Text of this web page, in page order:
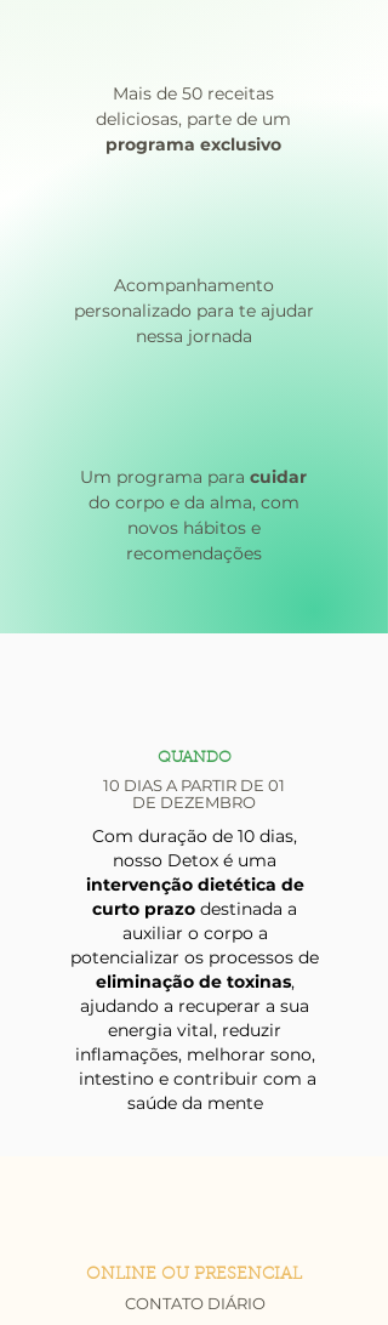
Mais de 50 receitas
deliciosas, parte de um
programa exclusivo
Acompanhamento
personalizado para te ajudar
nessa jornada
Um programa para cuidar
do corpo e da alma, com
novos hábitos e
recomendações
QUANDO
10 DIAS A PARTIR DE 01
DE DEZEMBRO
Com duração de 10 dias,
nosso Detox é uma
intervenção dietética de
curto prazo destinada a
auxiliar o corpo a
potencializar os processos de
eliminação de toxinas,
ajudando a recuperar a sua
energia vital, reduzir
inflamações, melhorar sono,
intestino e contribuir com a
saúde da mente
ONLINE OU PRESENCIAL
CONTATO DIÁRIO